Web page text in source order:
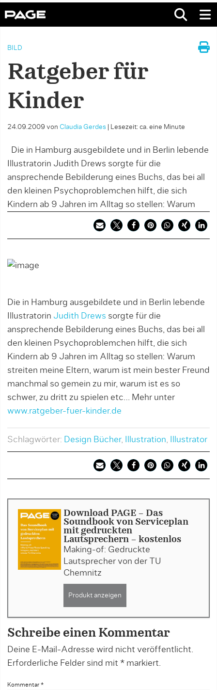
BILD
Ratgeber für
Kinder
24.09.2009 von Claudia Gerdes Lesezeit: ca. eine Minute
Die in Hamburg ausgebildete und in Berlin lebende
Illustratorin Judith Drews sorgte für die
ansprechende Bebilderung eines Buchs, das bei all
den kleinen Psychoproblemchen hilft, die sich
Kindern ab 9 Jahren im Alltag so stellen: Warum
Die in Hamburg ausgebildete und in Berlin lebende
Illustratorin Judith Drews sorgte für die
ansprechende Bebilderung eines Buchs, das bei all
den kleinen Psychoproblemchen hilft, die sich
Kindern ab 9 Jahren im Alltag so stellen: Warum
streiten meine Eltern, warum ist mein bester Freund
manchmal so gemein zu mir, warum ist es so
schwer, zu dritt zu spielen etc… Mehr unter
www.ratgeber-fuer-kinder.de
Schlagwörter: Design Bücher, Illustration Illustrator
Download PAGE - Das
Soundbook von Serviceplan
mit gedruckten
Lautsprechern - kostenlos
Making-of: Gedruckte
Lautsprecher von der TU
Chemnitz
Produkt anzeigen
Schreibe einen Kommentar
Deine E-Mail-Adresse wird nicht veröffentlicht.
Erforderliche Felder sind mit * markiert.
Kommentar *